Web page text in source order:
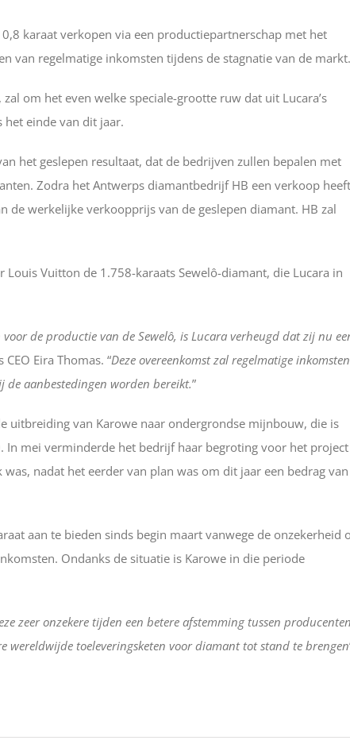
karaat verkopen via een productiepartnerschap met het
van regelmatige inkomsten tijdens de stagnatie van de markt.
om het even welke speciale-grootte ruw dat uit Lucara’s
einde van dit jaar.
het geslepen resultaat, dat de bedrijven zullen bepalen met
Zodra het Antwerps diamantbedrijf HB een verkoop heeft
de werkelijke verkoopprijs van de geslepen diamant. HB zal
Vuitton de 1.758-karaats Sewelô-diamant, die Lucara in
de productie van de Sewelô, is Lucara verheugd dat zij nu
CEO Eira Thomas. “Deze overeenkomst zal regelmatige inkomsten
de aanbestedingen worden bereikt.”
uitbreiding van Karowe naar ondergrondse mijnbouw, die is
mei verminderde het bedrijf haar begroting voor het project
nadat het eerder van plan was om dit jaar een bedrag van
aan te bieden sinds begin maart vanwege de onzekerheid
Ondanks de situatie is Karowe in die periode
zeer onzekere tijden een betere afstemming tussen
wereldwijde toeleveringsketen voor diamant tot stand te brengen